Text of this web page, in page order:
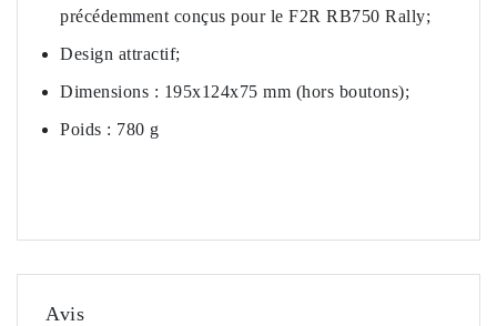
précédemment conçus pour le F2R RB750 Rally;
Design attractif;
Dimensions : 195x124x75 mm (hors boutons);
Poids : 780 g
Avis